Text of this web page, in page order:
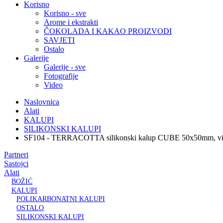
Korisno
Korisno - sve
Arome i ekstrakti
ČOKOLADA I KAKAO PROIZVODI
SAVJETI
Ostalo
Galerije
Galerije - sve
Fotografije
Video
Naslovnica
Alati
KALUPI
SILIKONSKI KALUPI
SF104 - TERRACOTTA silikonski kalup CUBE 50x50mm,
Partneri
Sastojci
Alati
BOŽIĆ
KALUPI
POLIKARBONATNI KALUPI
OSTALO
SILIKONSKI KALUPI